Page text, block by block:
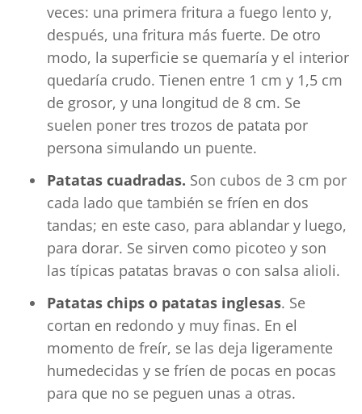
veces: una primera fritura a fuego lento y,
después, una fritura más fuerte. De otro
modo, la superficie se quemaría y el interior
quedaría crudo. Tienen entre 1 cm y 1,5 cm
de grosor, y una longitud de 8 cm. Se
suelen poner tres trozos de patata por
persona simulando un puente.
Patatas cuadradas. Son cubos de 3 cm por
cada lado que también se fríen en dos
tandas; en este caso, para ablandar y luego,
para dorar. Se sirven como picoteo y son
las típicas patatas bravas o con salsa alioli.
Patatas chips o patatas inglesas. Se
cortan en redondo y muy finas. En el
momento de freír, se las deja ligeramente
humedecidas y se fríen de pocas en pocas
para que no se peguen unas a otras.